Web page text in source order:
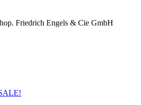
Friedrich Engels & Cie GmbH